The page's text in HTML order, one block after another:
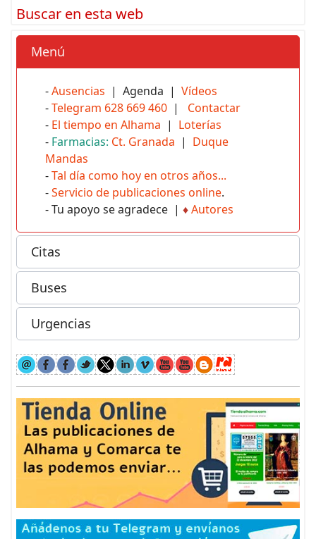
Buscar en esta web
Menú
-Ausencias | Agenda | Vídeos
-Telegram 628 669 460 | Contactar
- El tiempo en Alhama | Loterías
- Farmacias: Ct. Granada | Duque
Mandas
-Tal día como hoy en otros años...
-Servicio de publicaciones online.
- Tu apoyo se agradece | ♦Autores
Citas
Buses
Urgencias